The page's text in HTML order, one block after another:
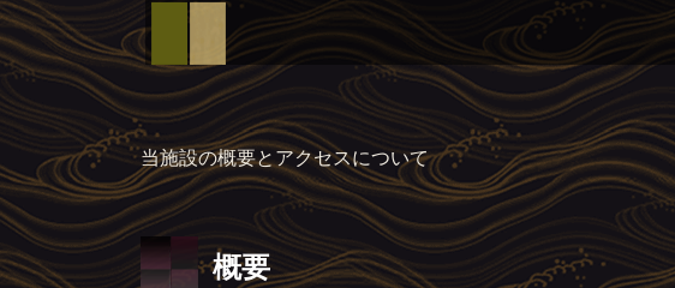
当施設の概要とアクセスについて
概要